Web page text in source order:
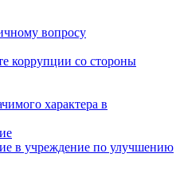
вопросу
коррупции со стороны
характера в
в учреждение по улучшению